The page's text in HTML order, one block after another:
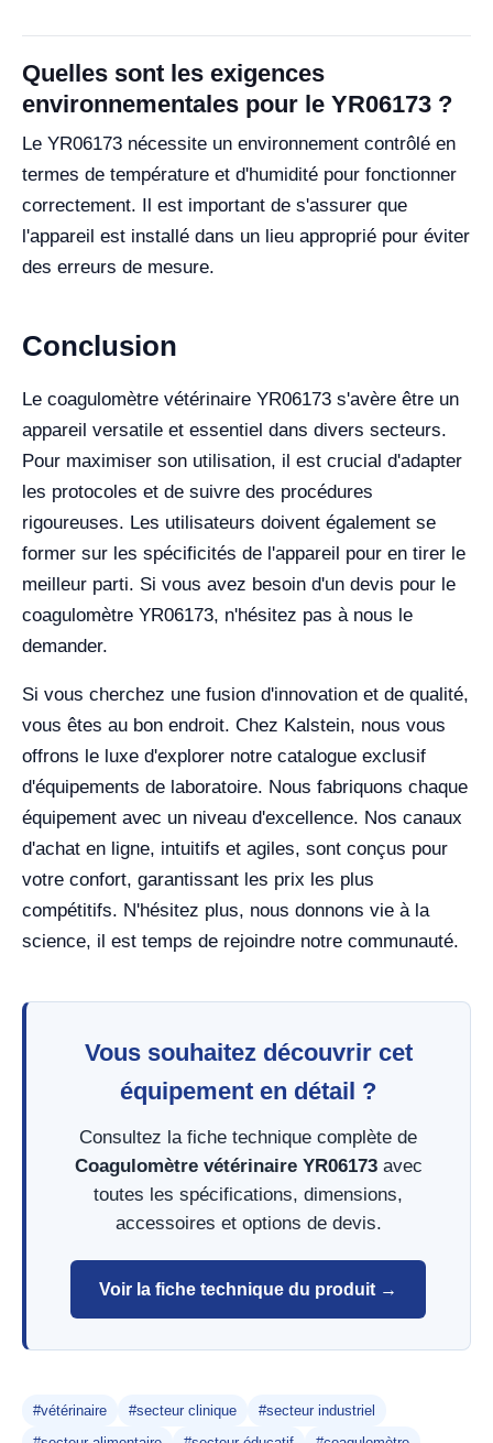
Quelles sont les exigences
environnementales pour le YR06173 ?
Le YR06173 nécessite un environnement contrôlé en
termes de température et d'humidité pour fonctionner
correctement. Il est important de s'assurer que
l'appareil est installé dans un lieu approprié pour éviter
des erreurs de mesure.
Conclusion
Le coagulomètre vétérinaire YR06173 s'avère être un
appareil versatile et essentiel dans divers secteurs.
Pour maximiser son utilisation, il est crucial d'adapter
les protocoles et de suivre des procédures
rigoureuses. Les utilisateurs doivent également se
former sur les spécificités de l'appareil pour en tirer le
meilleur parti. Si vous avez besoin d'un devis pour le
coagulomètre YR06173, n'hésitez pas à nous le
demander.
Si vous cherchez une fusion d'innovation et de qualité,
vous êtes au bon endroit. Chez Kalstein, nous vous
offrons le luxe d'explorer notre catalogue exclusif
d'équipements de laboratoire. Nous fabriquons chaque
équipement avec un niveau d'excellence. Nos canaux
d'achat en ligne, intuitifs et agiles, sont conçus pour
votre confort, garantissant les prix les plus
compétitifs. N'hésitez plus, nous donnons vie à la
science, il est temps de rejoindre notre communauté.
Vous souhaitez découvrir cet
équipement en détail ?
Consultez la fiche technique complète de
Coagulomètre vétérinaire YR06173avec
toutes les spécifications, dimensions,
accessoires et options de devis.
Voir la fiche technique du produit →
#vétérinaire #secteur clinique
#secteur industriel